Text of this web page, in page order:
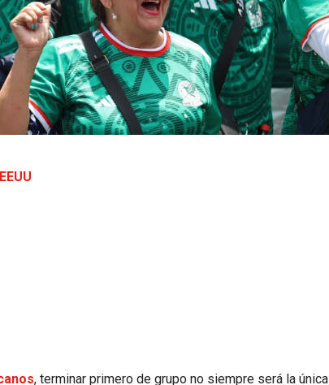
, terminar primero de grupo no siempre será la única